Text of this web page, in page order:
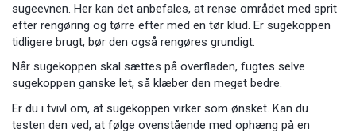
sugeevnen. Her kan det anbefales, at rense området med sprit
efter rengøring og tørre efter med en tør klud. Er sugekoppen
tidligere brugt, bør den også rengøres grundigt.
Når sugekoppen skal sættes på overfladen, fugtes selve
sugekoppen ganske let, så klæber den meget bedre.
Er du i tvivl om, at sugekoppen virker som ønsket. Kan du
testen den ved, at følge ovenstående med ophæng på en